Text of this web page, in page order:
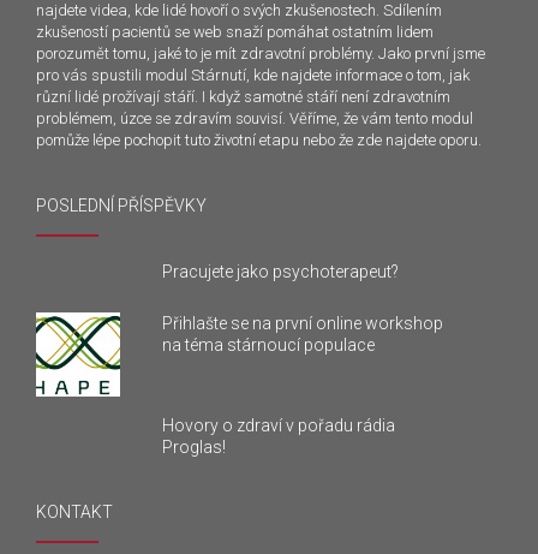
najdete videa, kde lidé hovoří o svých zkušenostech. Sdílením
zkušeností pacientů se web snaží pomáhat ostatním lidem
porozumět tomu, jaké to je mít zdravotní problémy. Jako první jsme
pro vás spustili modul Stárnutí, kde najdete informace o tom, jak
různí lidé prožívají stáří. I když samotné stáří není zdravotním
problémem, úzce se zdravím souvisí. Věříme, že vám tento modul
pomůže lépe pochopit tuto životní etapu nebo že zde najdete oporu.
POSLEDNÍ PŘÍSPĚVKY
Pracujete jako psychoterapeut?
Přihlašte se na první online workshop
na téma stárnoucí populace
Hovory o zdraví v pořadu rádia
Proglas!
KONTAKT